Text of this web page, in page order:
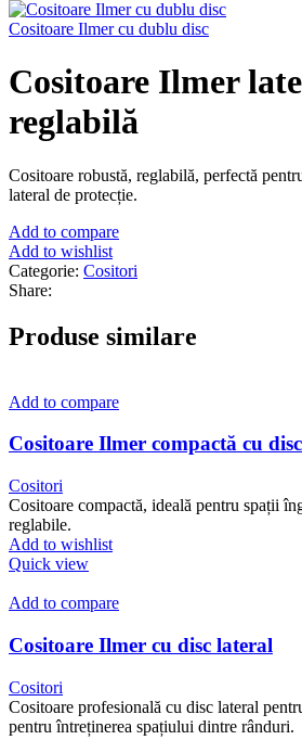
Cositoare Ilmer cu dublu disc
Cositoare Ilmer
reglabilă
Cositoare robustă, reglabilă, perfectă
lateral de protecție.
Add to compare
Add to wishlist
Categorie: Cositori
Share:
Produse similare
Add to compare
Cositoare Ilmer compactă cu
Cositori
Cositoare compactă, ideală pentru spații
reglabile.
Add to wishlist
Quick view
Add to compare
Cositoare Ilmer cu disc lateral
Cositori
Cositoare profesională cu disc lateral
pentru întreținerea spațiului dintre rânduri.